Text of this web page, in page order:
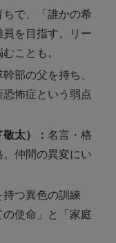
ちで、「誰かの希
を目指す。リー
ことも。
幹部の父を持ち、
怖症という弱点
太）： 名言・格
仲間の異変にい
持つ異色の訓練
使命」と「家庭